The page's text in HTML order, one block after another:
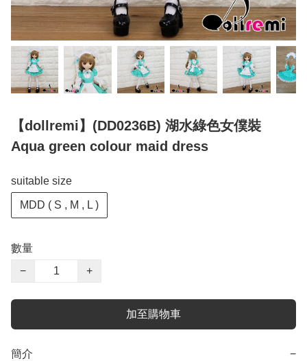
【dollremi】(DD0236B) 湖水綠色女僕裝
Aqua green colour maid dress
suitable size
MDD ( S , M , L )
數量
−
+
加至購物車
簡介 −